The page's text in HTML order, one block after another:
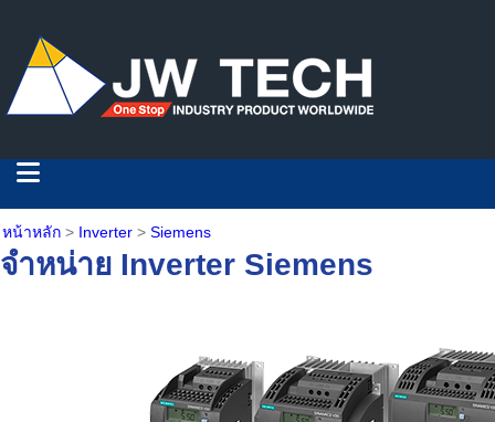
หน้าหลัก > Inverter > Siemens
จำหน่าย Inverter Siemens